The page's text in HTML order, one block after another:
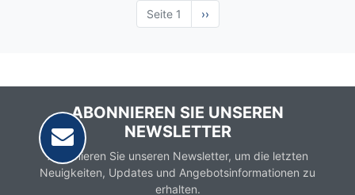
Seite 1
Nächste
Seite
››
ABONNIEREN SIE UNSEREN
NEWSLETTER
Abonnieren Sie unseren Newsletter, um die letzten
Neuigkeiten, Updates und Angebotsinformationen zu
erhalten.